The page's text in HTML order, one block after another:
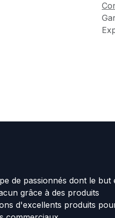
de passionnés dont le but
grâce à des produits
d'excellents produits